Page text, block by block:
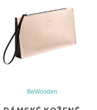
BeWooden